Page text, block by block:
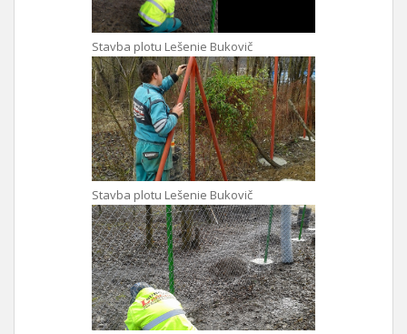
Stavba plotu Lešenie Bukovič
Stavba plotu Lešenie Bukovič